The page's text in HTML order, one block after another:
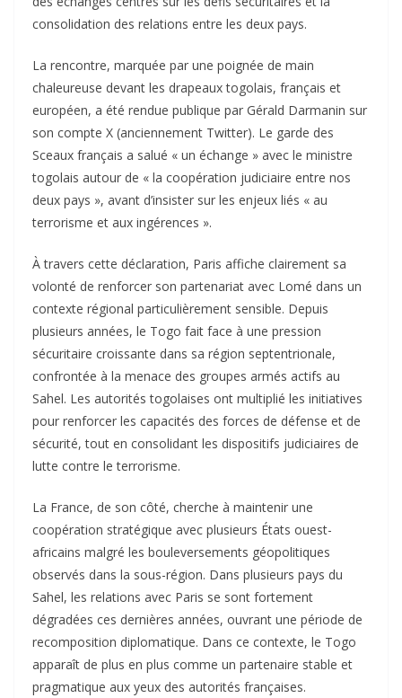
consolidation des relations entre les deux pays.
La rencontre, marquée par une poignée de main
chaleureuse devant les drapeaux togolais, français et
européen, a été rendue publique par Gérald Darmanin sur
son compte X (anciennement Twitter). Le garde des
Sceaux français a salué « un échange » avec le ministre
togolais autour de « la coopération judiciaire entre nos
deux pays », avant d’insister sur les enjeux liés « au
terrorisme et aux ingérences ».
À travers cette déclaration, Paris affiche clairement sa
volonté de renforcer son partenariat avec Lomé dans un
contexte régional particulièrement sensible. Depuis
plusieurs années, le Togo fait face à une pression
sécuritaire croissante dans sa région septentrionale,
confrontée à la menace des groupes armés actifs au
Sahel. Les autorités togolaises ont multiplié les initiatives
pour renforcer les capacités des forces de défense et de
sécurité, tout en consolidant les dispositifs judiciaires de
lutte contre le terrorisme.
La France, de son côté, cherche à maintenir une
coopération stratégique avec plusieurs États ouest-
africains malgré les bouleversements géopolitiques
observés dans la sous-région. Dans plusieurs pays du
Sahel, les relations avec Paris se sont fortement
dégradées ces dernières années, ouvrant une période de
recomposition diplomatique. Dans ce contexte, le Togo
apparaît de plus en plus comme un partenaire stable et
pragmatique aux yeux des autorités françaises.